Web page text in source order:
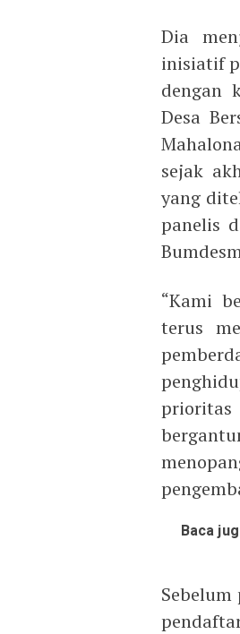
Dia
inisiatif
dengan
Desa
sejak
yang
panelis
“Kami
terus
prioritas
Baca